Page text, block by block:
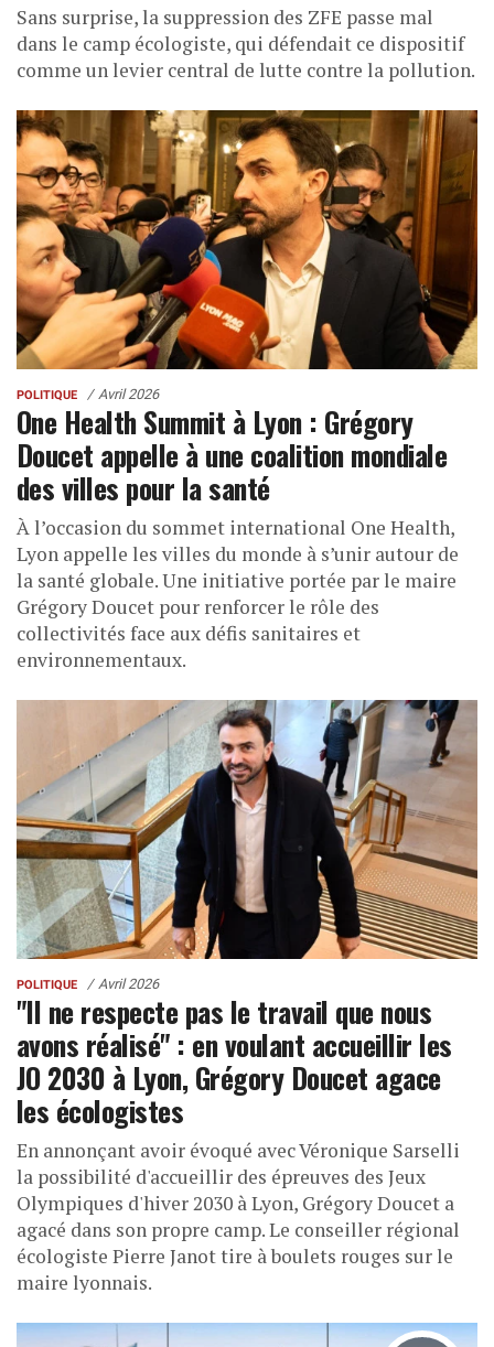
Sans surprise, la suppression des ZFE passe mal
dans le camp écologiste, qui défendait ce dispositif
comme un levier central de lutte contre la pollution.
POLITIQUE Avril 2026
One Health Summit à Lyon : Grégory
Doucet appelle à une coalition mondiale
des villes pour la santé
À l’occasion du sommet international One Health,
Lyon appelle les villes du monde à s’unir autour de
la santé globale. Une initiative portée par le maire
Grégory Doucet pour renforcer le rôle des
collectivités face aux défis sanitaires et
environnementaux.
POLITIQUE Avril 2026
"Il ne respecte pas le travail que nous
avons réalisé" : en voulant accueillir les
JO 2030 à Lyon, Grégory Doucet agace
les écologistes
En annonçant avoir évoqué avec Véronique Sarselli
la possibilité d'accueillir des épreuves des Jeux
Olympiques d'hiver 2030 à Lyon, Grégory Doucet a
agacé dans son propre camp. Le conseiller régional
écologiste Pierre Janot tire à boulets rouges sur le
maire lyonnais.